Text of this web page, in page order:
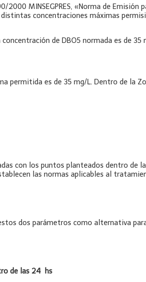
2000 MINSEGPRES, «Norma de
concentraciones máximas
de DBO5 normada es de
permitida es de 35 mg/L. Dentro de la
con los puntos planteados dentro de
las normas aplicables al
dos parámetros como alternativa
de las 24 hs